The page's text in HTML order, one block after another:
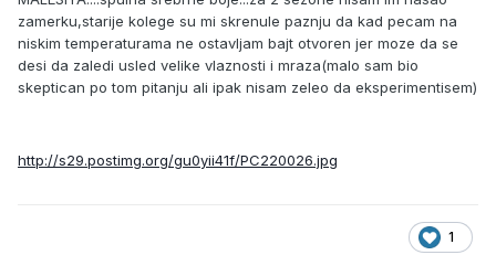
zamerku,starije kolege su mi skrenule paznju da kad pecam na
niskim temperaturama ne ostavljam bajt otvoren jer moze da se
desi da zaledi usled velike vlaznosti i mraza(malo sam bio
skeptican po tom pitanju ali ipak nisam zeleo da eksperimentisem)
http://s29.postimg.org/gu0yii41f/PC220026.jpg
1